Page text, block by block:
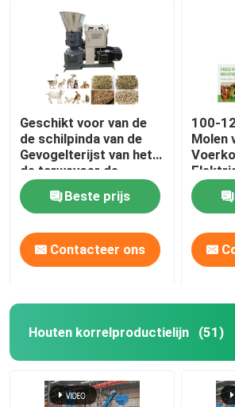
Geschikt voor van de
de schilpinda van de
Gevogelterijst van het
de tarwevoer de
Capaciteit van de de
Korrelmolen 50-
1200kg/H
Beste prijs
Contacteer ons
100-
Molen
Houten korrelproductielijn (51)